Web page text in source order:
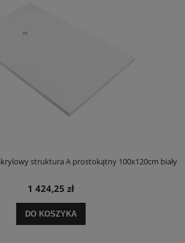
struktura A prostokątny 100x120cm biały
1 424,25 zł
DO KOSZYKA